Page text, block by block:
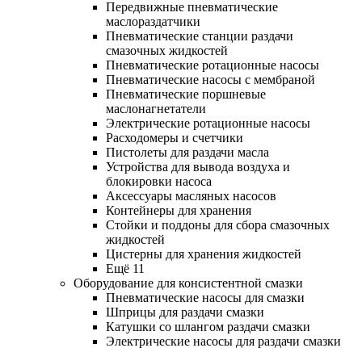
Передвижные пневматические
маслораздатчики
Пневматические станции раздачи
смазочных жидкостей
Пневматические ротационные насосы
Пневматические насосы с мембраной
Пневматические поршневые
маслонагнетатели
Электрические ротационные насосы
Расходомеры и счетчики
Пистолеты для раздачи масла
Устройства для вывода воздуха и
блокировки насоса
Аксессуары масляных насосов
Контейнеры для хранения
Стойки и поддоны для сбора смазочных
жидкостей
Цистерны для хранения жидкостей
Ещё 11
Оборудование для консистентной смазки
Пневматические насосы для смазки
Шприцы для раздачи смазки
Катушки со шлангом раздачи смазки
Электрические насосы для раздачи смазки